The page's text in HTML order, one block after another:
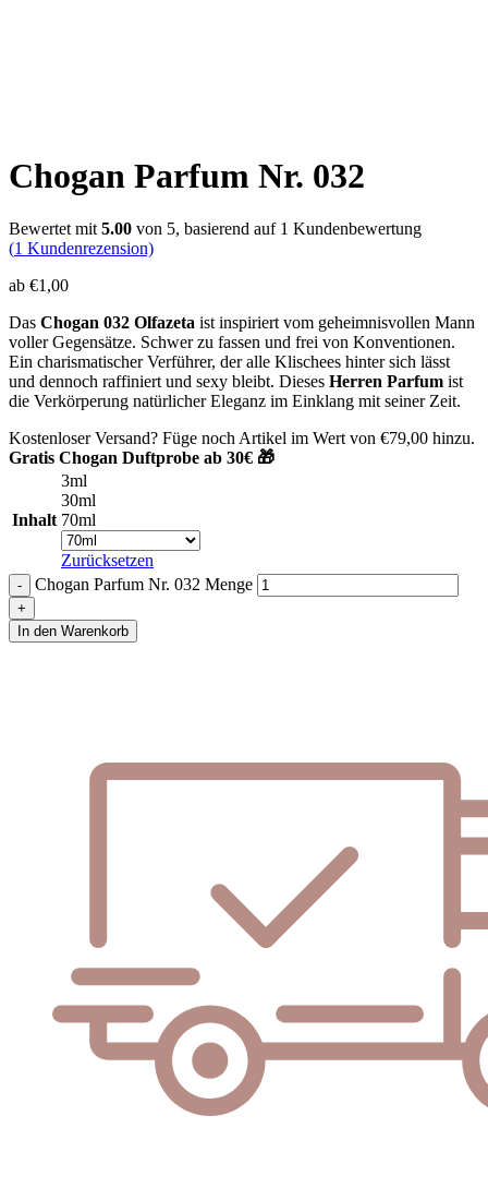
Chogan Parfum Nr. 032
Bewertet mit 5.00 von 5, basierend auf 1 Kundenbewertung
(1 Kundenrezension)
ab €1,00
Das Chogan 032 Olfazeta ist inspiriert vom geheimnisvollen Mann
voller Gegensätze. Schwer zu fassen und frei von Konventionen.
Ein charismatischer Verführer, der alle Klischees hinter sich lässt
und dennoch raffiniert und sexy bleibt. Dieses Herren Parfum ist
die Verkörperung natürlicher Eleganz im Einklang mit seiner Zeit.
Kostenloser Versand? Füge noch Artikel im Wert von €79,00 hinzu.
Gratis Chogan Duftprobe ab 30€ 🎁
Inhalt
3ml
30ml
70ml
Zurücksetzen
Chogan Parfum Nr. 032 Menge
In den Warenkorb